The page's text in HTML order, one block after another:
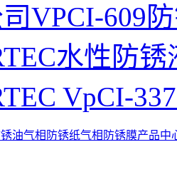
VPCI-609
水性防
VpCI-
油气相防锈纸气相防锈膜产品中